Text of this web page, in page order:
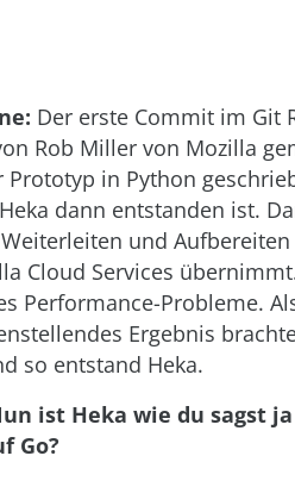
Der erste Commit im Git
Rob Miller von Mozilla
Prototyp in Python
dann entstanden ist.
und
Cloud Services
Performance-Probleme.
Ergebnis
so entstand Heka.
ist Heka wie du sagst
Go?